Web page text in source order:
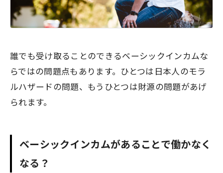
誰でも受け取ることのできるベーシックインカムな
らではの問題点もあります。ひとつは日本人のモラ
ルハザードの問題、もうひとつは財源の問題があげ
られます。
ベーシックインカムがあることで働かなく
なる？